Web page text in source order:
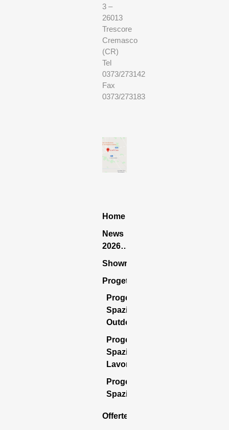
3 –
26013
Trescore
Cremasco
(CR)
Tel
0373/273142
Fax
0373/273183
Home
News
2026…
Showroom
Progettazione
Progettazione
Spazio
Outdoor
Progettazione
Spazio
Lavoro
Progettazione
Spazio Casa
Offerte